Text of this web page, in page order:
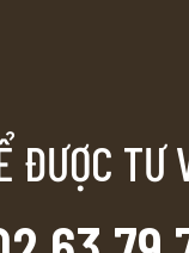
ĐƯỢC TƯ